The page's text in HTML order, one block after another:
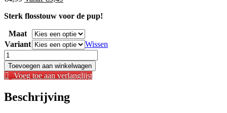
was:
is:
Sterk flosstouw voor de pup!
Maat
Variant
Wissen
Trixie
-
Junior
Touwbal
Toevoegen aan winkelwagen
Voeg toe aan verlanglijst
Beschrijving